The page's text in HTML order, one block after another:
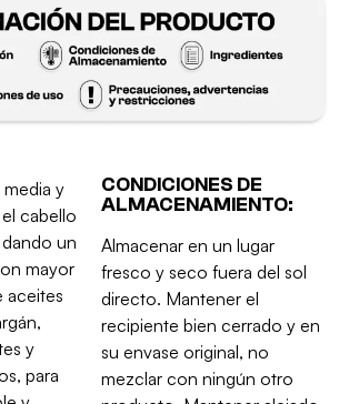
y
cabello
un
mayor
aceites
y
para
CONDICIONES DE
ALMACENAMIENTO:
Almacenar en un lugar
fresco y seco fuera del sol
directo. Mantener el
recipiente bien cerrado y en
su envase original, no
mezclar con ningún otro